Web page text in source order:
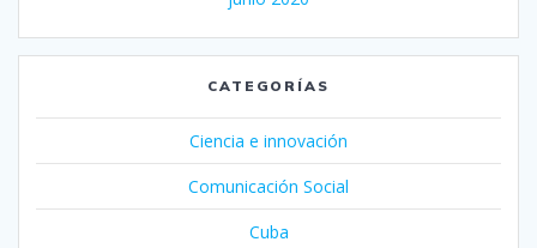
CATEGORÍAS
Ciencia e innovación
Comunicación Social
Cuba